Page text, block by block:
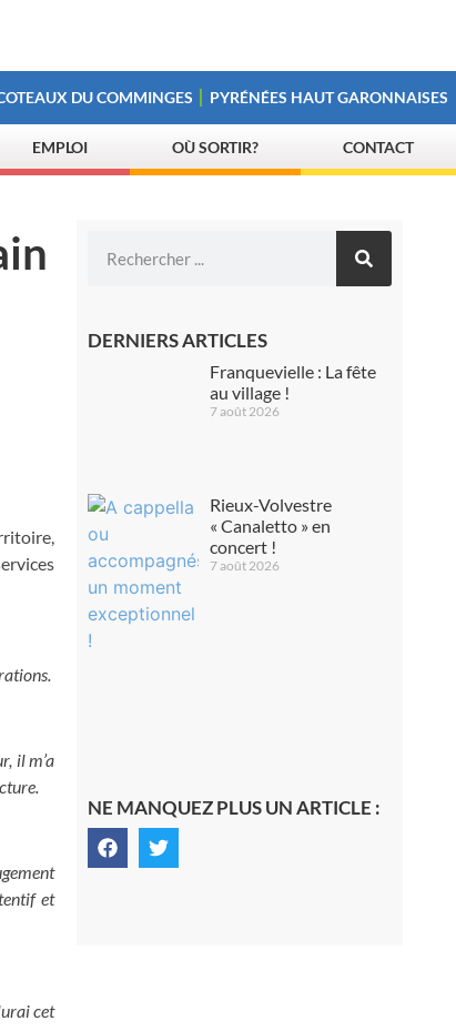
DU COMMINGES PYRÉNÉES HAUT GARONNAISES
EMPLOI OÙ SORTIR? CONTACT
il m’a
et
cet
DERNIERS ARTICLES
Franquevielle : La fête
au village !
7 août 2026
Rieux-Volvestre
« Canaletto » en
concert !
7 août 2026
NE MANQUEZ PLUS UN ARTICLE :